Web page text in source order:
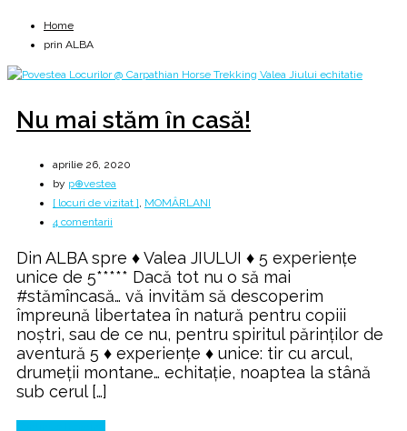
Home
prin ALBA
Nu mai stăm în casă!
aprilie 26, 2020
by p⊕vestea
[ locuri de vizitat ], MOMÂRLANI
4 comentarii
mai
stăm
în
casă!
Din ALBA spre ♦ Valea JIULUI ♦ 5 experiențe
unice de 5***** Dacă tot nu o să mai
#stămîncasă… vă invităm să descoperim
împreună libertatea în natură pentru copiii
noștri, sau de ce nu, pentru spiritul părinților de
aventură 5 ♦ experiențe ♦ unice: tir cu arcul,
drumeții montane… echitație, noaptea la stână
sub cerul […]